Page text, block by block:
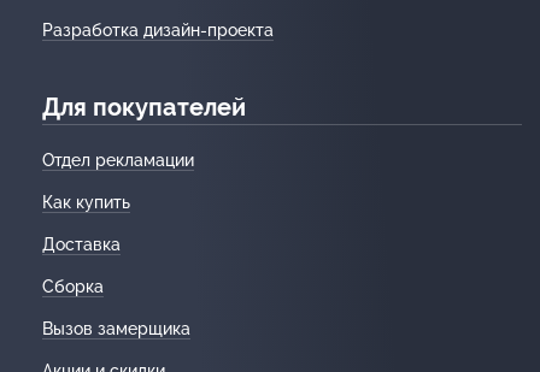
Разработка дизайн-проекта
Для покупателей
Отдел рекламации
Как купить
Доставка
Сборка
Вызов замерщика